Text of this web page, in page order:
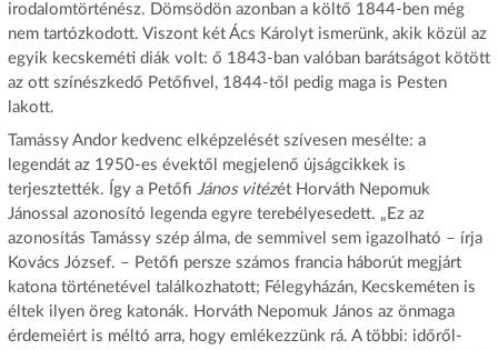
irodalomtörténész. Dömsödön azonban a költő 1844-ben még
nem tartózkodott. Viszont két Ács Károlyt ismerünk, akik közül az
egyik kecskeméti diák volt: ő 1843-ban valóban barátságot kötött
az ott színészkedő Petőfivel, 1844-től pedig maga is Pesten
lakott.
Tamássy Andor kedvenc elképzelését szívesen mesélte: a
legendát az 1950-es évektől megjelenő újságcikkek is
terjesztették. Így a Petőfi János vitézét Horváth Nepomuk
Jánossal azonosító legenda egyre terebélyesedett. „Ez az
azonosítás Tamássy szép álma, de semmivel sem igazolható – írja
Kovács József. – Petőfi persze számos francia háborút megjárt
katona történetével találkozhatott; Félegyházán, Kecskeméten is
éltek ilyen öreg katonák. Horváth Nepomuk János az önmaga
érdemeiért is méltó arra, hogy emlékezzünk rá. A többi: időről-